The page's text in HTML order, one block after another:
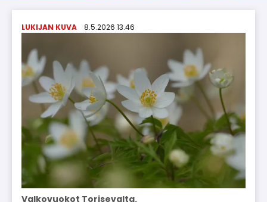
LUKIJAN KUVA 8.5.2026 13.46
Valkovuokot Torisevalta.